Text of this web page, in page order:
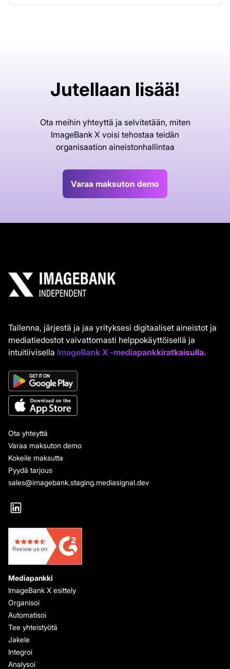
Jutellaan lisää!
Ota meihin yhteyttä ja selvitetään, miten
ImageBank X voisi tehostaa teidän
organisaation aineistonhallintaa
Varaa maksuton demo
Tallenna, järjestä ja jaa yrityksesi digitaaliset aineistot ja
mediatiedostot vaivattomasti helppokäyttöisellä ja
intuitiivisella ImageBank X -mediapankkiratkaisulla.
Ota yhteyttä
Varaa maksuton demo
Kokeile maksutta
Pyydä tarjous
sales@imagebank.staging.mediasignal.dev
Mediapankki
ImageBank X esittely
Organisoi
Automatisoi
Tee yhteistyötä
Jakele
Integroi
Analysoi